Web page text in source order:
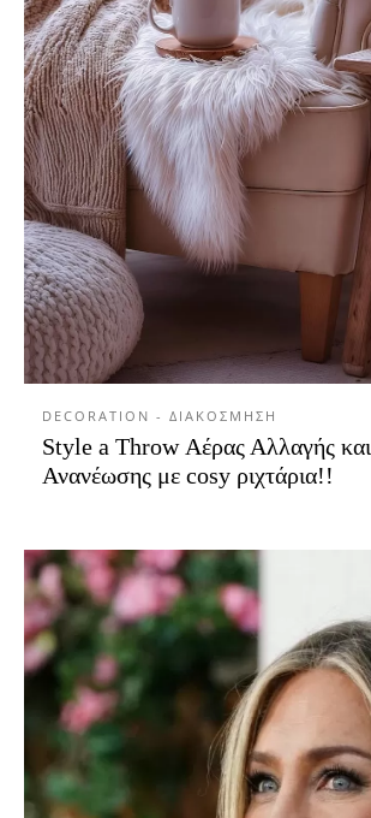
DECORATION - ΔΙΑΚΟΣΜΗΣΗ
Style a Throw Αέρας Αλλαγής και
Ανανέωσης με cosy ριχτάρια!!